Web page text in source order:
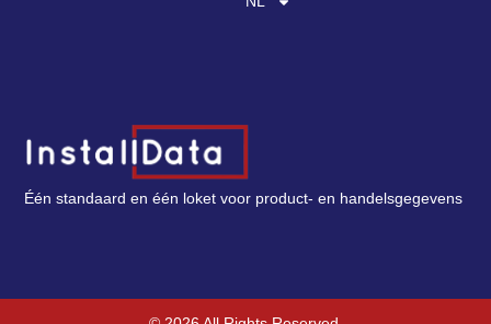
Één standaard en één loket voor product- en handelsgegevens